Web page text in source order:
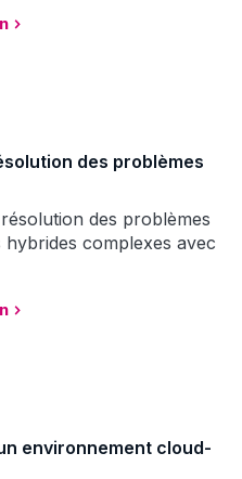
des problèmes
des problèmes
complexes avec
environnement cloud-